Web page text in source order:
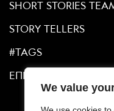
We value
SHORT STORIES
STORY TELLERS
#TAGS
ΕΠΙΚΟΙΝΩΝΙΑ